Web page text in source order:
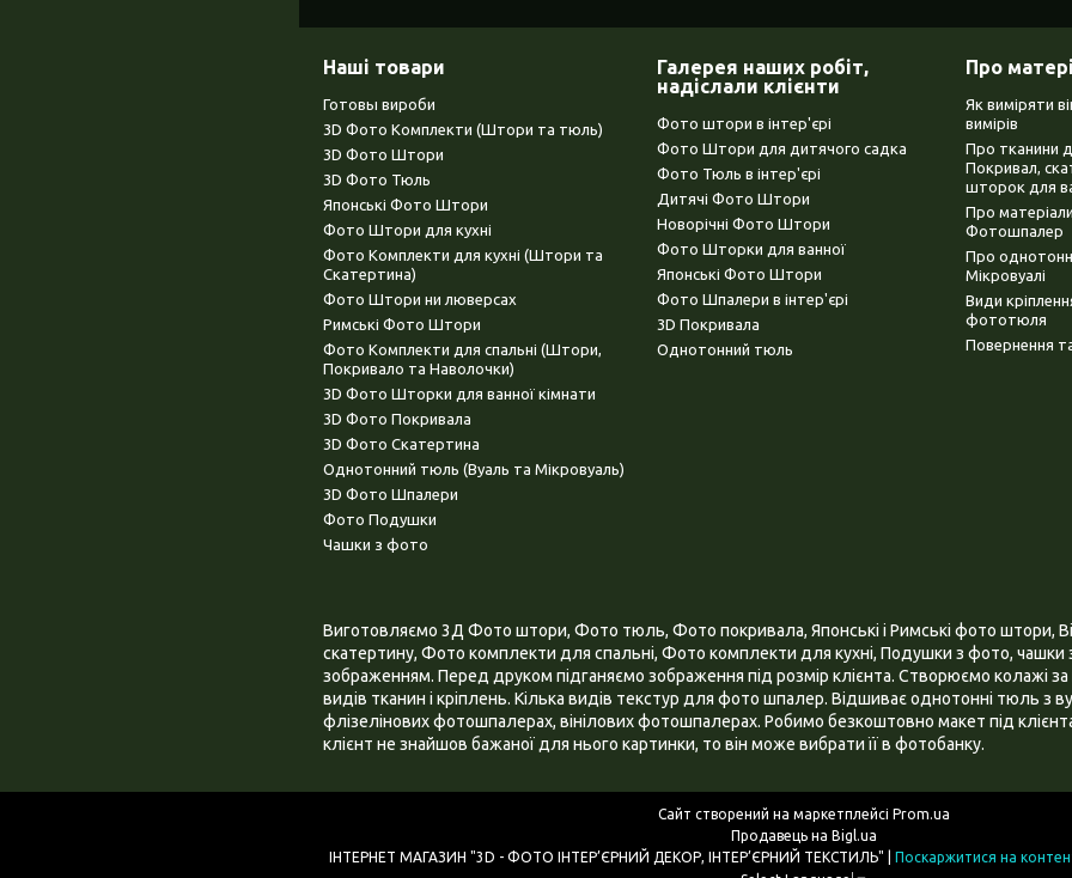
Наші товари
Готовы вироби
3D Фото Комплекти (Штори та тюль)
3D Фото Штори
3D Фото Тюль
Японські Фото Штори
Фото Штори для кухні
Фото Комплекти для кухні (Штори та
Скатертина)
Фото Штори ни люверсах
Римські Фото Штори
Фото Комплекти для спальні (Штори,
Покривало та Наволочки)
3D Фото Шторки для ванної кімнати
3D Фото Покривала
3D Фото Скатертина
Однотонний тюль (Вуаль та Мікровуаль)
3D Фото Шпалери
Фото Подушки
Чашки з фото
Галерея наших робіт,
надіслали клієнти
Фото штори в інтер'єрі
Фото Штори для дитячого садка
Фото Тюль в інтер'єрі
Дитячі Фото Штори
Новорічні Фото Штори
Фото Шторки для ванної
Японські Фото Штори
Фото Шпалери в інтер'єрі
3D Покривала
Однотонний тюль
Про
Як виміряти
вимірів
Про тканини
Покривал,
шторок для
Про
Фотошпалер
Про
Мікровуалі
Види
фототюля
Повернення
Виготовляємо 3Д Фото штори, Фото тюль, Фото покривала, Японські і Римські фото штори,
скатертину, Фото комплекти для спальні, Фото комплекти для кухні, Подушки з фото, чашки
зображенням. Перед друком підганяємо зображення під розмір клієнта. Створюємо колажі
видів тканин і кріплень. Кілька видів текстур для фото шпалер. Відшиває однотонні тюль з
флізелінових фотошпалерах, вінілових фотошпалерах. Робимо безкоштовно макет під
клієнт не знайшов бажаної для нього картинки, то він може вибрати її в фотобанку.
Сайт створений на маркетплейсі Prom.ua
Продавець на Bigl.ua
Поскаржитися на